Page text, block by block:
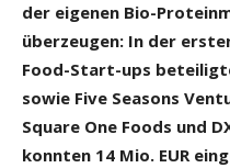
der eigenen Bio-
überzeugen: In der
Food-Start-ups
sowie Five Seasons
Square One Foods und
konnten 14 Mio. EUR